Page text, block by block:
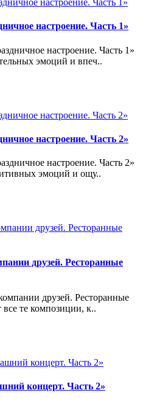
настроение. Часть 1»
настроение. Часть 1»
эмоций и впеч..
настроение. Часть 2»
настроение. Часть 2»
эмоций и ощу..
друзей. Ресторанные
друзей. Ресторанные
все те композиции, к..
концерт. Часть 2»